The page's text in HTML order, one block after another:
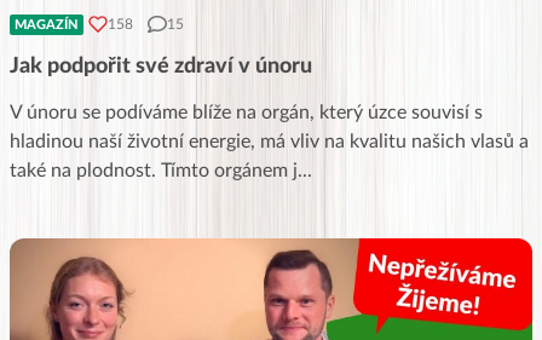
MAGAZÍN 158 15
Jak podpořit své zdraví v únoru
V únoru se podíváme blíže na orgán, který úzce souvisí s
hladinou naší životní energie, má vliv na kvalitu našich vlasů a
také na plodnost. Tímto orgánem j...